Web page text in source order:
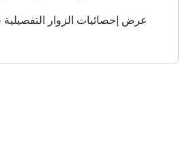
عرض إحصائيات الزوار التفصيلية